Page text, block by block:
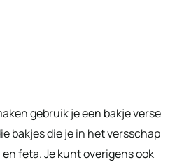
gebruik je een bakje verse
bakjes die je in het versschap
feta. Je kunt overigens ook